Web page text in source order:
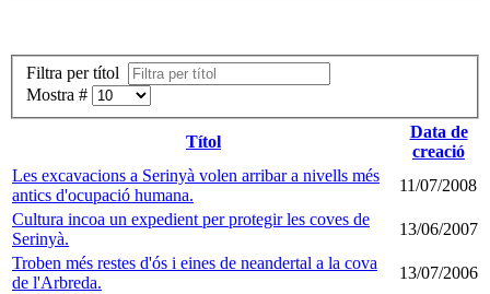
Filtra per títol
Mostra #
Títol
Data de
creació
Les excavacions a Serinyà volen arribar a nivells més
antics d'ocupació humana.
11/07/2008
Cultura incoa un expedient per protegir les coves de
Serinyà.
13/06/2007
Troben més restes d'ós i eines de neandertal a la cova
de l'Arbreda.
13/07/2006